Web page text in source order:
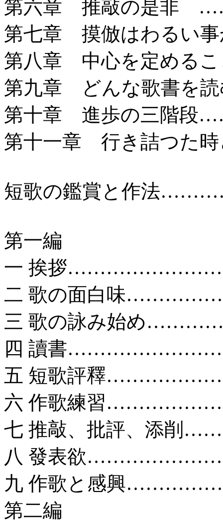
第六章 推敲の是
第七章 摸倣はわる
第八章 中心を定め
第九章 どんな歌書
第十章 進歩の三階
第十一章 行き詰つた
短歌の鑑賞と作法
第一編
一 挨拶
二 歌の面白味
三 歌の詠み始め
四 讀書
五 短歌評釋
六 作歌練習
七 推敲、批評、添
八 發表欲
九 作歌と感興
第二編